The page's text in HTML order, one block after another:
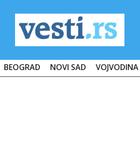
BEOGRAD NOVI SAD VOJVODINA